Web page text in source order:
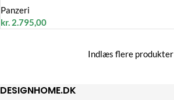
Panzeri
kr. 2.795,00
Indlæs flere produkter
DESIGNHOME.DK